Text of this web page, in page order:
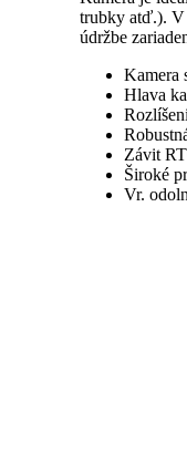
trubky atď.). V
údržbe
Kamera
Hlava
Závit
Široké
Vr.